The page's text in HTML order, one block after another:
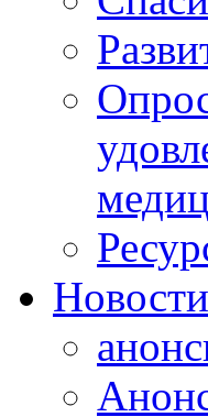
Новости